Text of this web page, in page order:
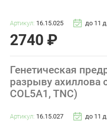
Артикул: 16.15.025 до 11
2740 ₽
Генетическая
разрыву ахиллова
COL5A1, TNC)
Артикул: 16.15.027 до 11